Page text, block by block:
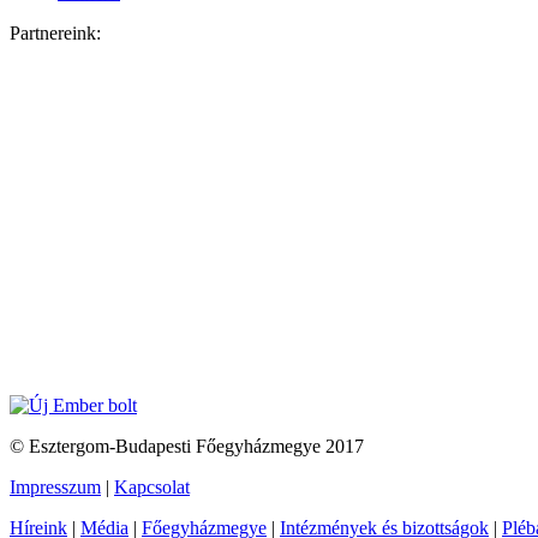
Partnereink:
© Esztergom-Budapesti Főegyházmegye 2017
Impresszum | Kapcsolat
Híreink | Média | Főegyházmegye | Intézmények és bizottságok |